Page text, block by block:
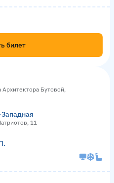
билет
Бутовой,
11